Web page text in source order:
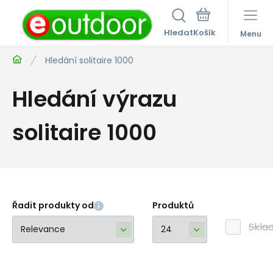
Hledat Menu
Hledání solitaire 1000
Hledání výrazu
solitaire 1000
Řadit produkty od Produktů